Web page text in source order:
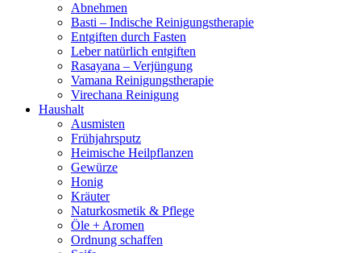
Abnehmen
Basti – Indische Reinigungstherapie
Entgiften durch Fasten
Leber natürlich entgiften
Rasayana – Verjüngung
Vamana Reinigungstherapie
Virechana Reinigung
Haushalt
Ausmisten
Frühjahrsputz
Heimische Heilpflanzen
Gewürze
Honig
Kräuter
Naturkosmetik & Pflege
Öle + Aromen
Ordnung schaffen